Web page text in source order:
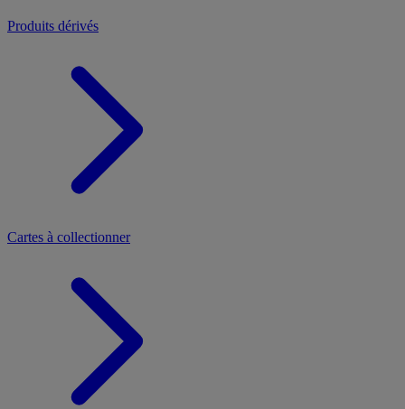
Produits dérivés
Cartes à collectionner